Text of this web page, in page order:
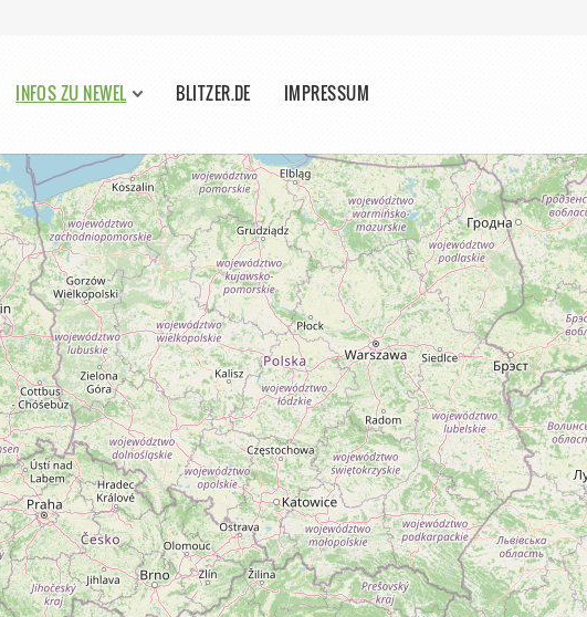
auswählen
INFOS ZU NEWEL BLITZER.DE IMPRESSUM